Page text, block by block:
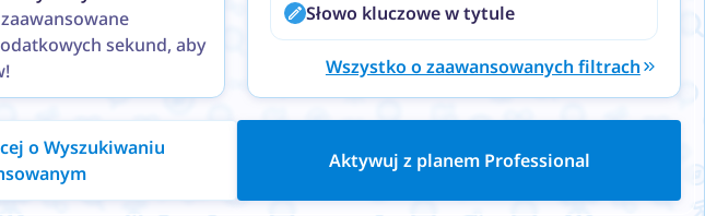
sekund, aby
Słowo kluczowe w tytule
Wszystko o zaawansowanych filtrach
o Wyszukiwaniu
Aktywuj z planem Professional